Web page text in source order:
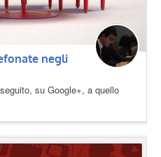
negli
su Google+, a quello